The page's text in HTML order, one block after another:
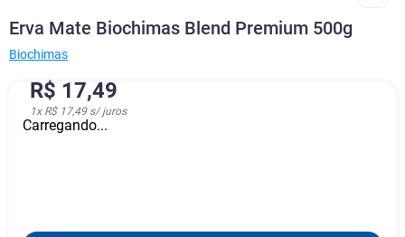
Erva Mate Biochimas Blend Premium 500g
Biochimas
R$ 17,49
1x R$ 17,49s/ juros
Carregando...